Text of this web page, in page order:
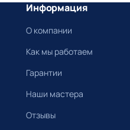
Информация
О компании
Как мы работаем
Гарантии
Наши мастера
Отзывы